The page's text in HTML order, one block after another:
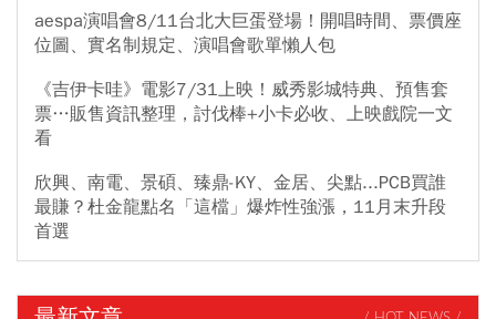
aespa演唱會8/11台北大巨蛋登場！開唱時間、票價座
位圖、實名制規定、演唱會歌單懶人包
《吉伊卡哇》電影7/31上映！威秀影城特典、預售套
票…販售資訊整理，討伐棒+小卡必收、上映戲院一文
看
欣興、南電、景碩、臻鼎-KY、金居、尖點...PCB買誰
最賺？杜金龍點名「這檔」爆炸性強漲，11月末升段
首選